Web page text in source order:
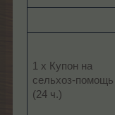
1 х Купон на
сельхоз-помощь
(24 ч.)